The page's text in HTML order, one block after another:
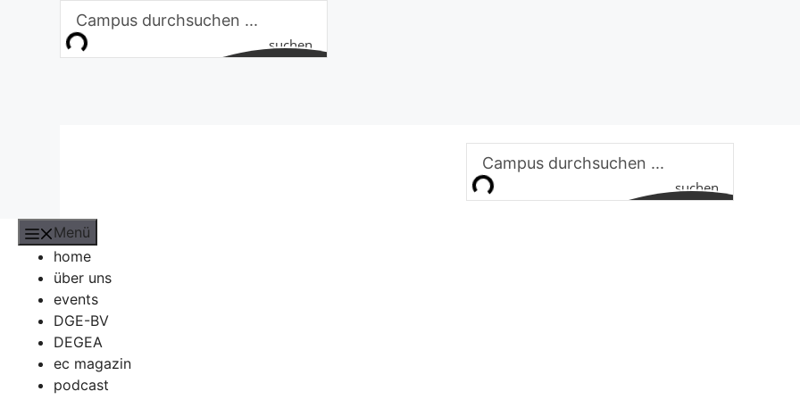
suchen
suchen
Menü
home
über uns
events
DGE-BV
DEGEA
ec magazin
podcast